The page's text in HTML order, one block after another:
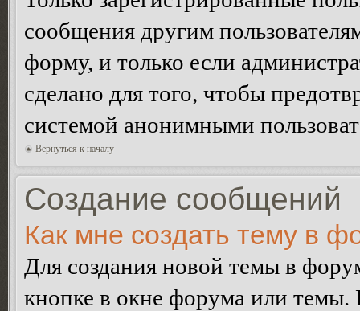
сообщения другим
форму, и только если
сделано для того, чтобы
системой анонимными
Вернуться к началу
Создание сообщений
Как мне создать тему в
Для создания новой темы в
кнопке в окне форума или